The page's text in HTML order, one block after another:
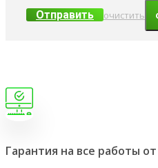
Отправить очистить
Гарантия на все работы